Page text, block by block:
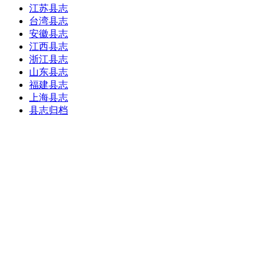
江苏县志
台湾县志
安徽县志
江西县志
浙江县志
山东县志
福建县志
上海县志
县志归档